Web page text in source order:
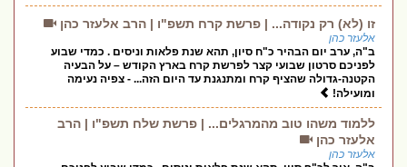
זו (לא) רק נקודה... | פרשת קרח תשפ"ו | הרב אלעזר כהן
אלעזר כהן
ב"ה, ערב יום הבהיר כ"ח סיון, תהא שנת פלאות וניסים . כמדי שבוע
לפניכם סרטון שבועי קצר לפרשת קרח בארץ הקודש – על הבעיה
הקטנה-גדולה שהציף קרח ומתנגנת עד היום הזה... - צפיה נעימה
ומועילה!
ללמוד משהו טוב מהמרגלים... | פרשת שלח תשפ"ו | הרב
אלעזר כהן
אלעזר כהן